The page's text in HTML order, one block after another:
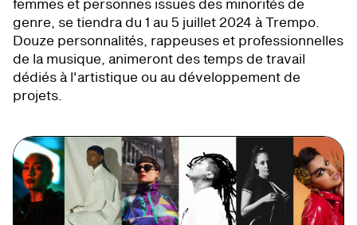
femmes et personnes issues des minorités de
genre, se tiendra du 1 au 5 juillet 2024 à Trempo.
Douze personnalités, rappeuses et professionnelles
de la musique, animeront des temps de travail
dédiés à l'artistique ou au développement de
projets.